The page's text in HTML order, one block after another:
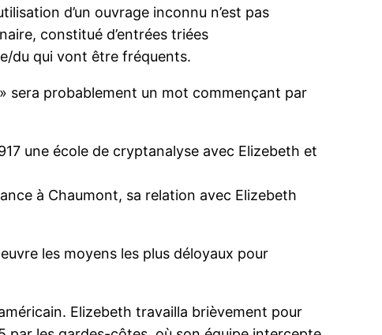
d’un ouvrage inconnu n’est pas
constitué d’entrées triées
du qui vont être fréquents.
sera probablement un mot commençant par
une école de cryptanalyse avec Elizebeth et
à Chaumont, sa relation avec Elizebeth
les moyens les plus déloyaux pour
Elizebeth travailla brièvement pour